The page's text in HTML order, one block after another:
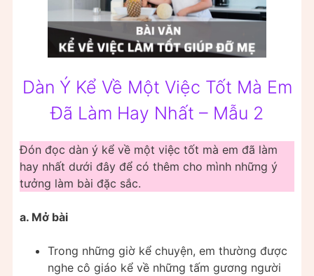
Dàn Ý Kể Về Một Việc Tốt Mà Em
Đã Làm Hay Nhất – Mẫu 2
Đón đọc dàn ý kể về một việc tốt mà em đã làm
hay nhất dưới đây để có thêm cho mình những ý
tưởng làm bài đặc sắc.
a. Mở bài
Trong những giờ kể chuyện, em thường được
nghe cô giáo kể về những tấm gương người